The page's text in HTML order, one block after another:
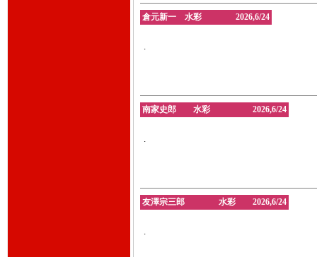
倉元新一 水彩 2026,6/24
.
南家史郎 水彩 2026,6/24
.
友澤宗三郎 水彩 2026,6/24
.